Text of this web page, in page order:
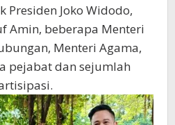
Presiden Joko Widodo,
Amin, beberapa Menteri
Menteri Agama,
pejabat dan sejumlah